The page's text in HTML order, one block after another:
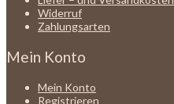
Widerruf
Zahlungsarten
Mein Konto
Mein Konto
Registrieren